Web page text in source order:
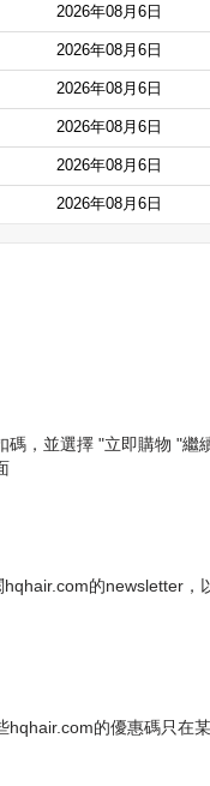
2026年08月6日
2026年08月6日
2026年08月6日
2026年08月6日
2026年08月6日
2026年08月6日
，並選擇 "立即購物 "繼
的newsletter，
的優惠碼只在